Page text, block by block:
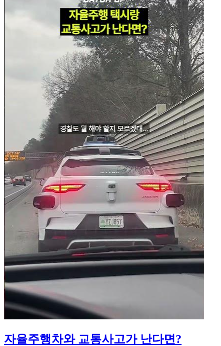
자율주행차와 교통사고가 난다면?